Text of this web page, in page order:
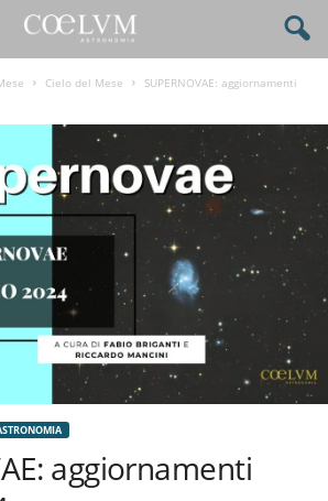
Cielo del Mese
SUPERNOVAE: aggiornamenti
aggiornamenti